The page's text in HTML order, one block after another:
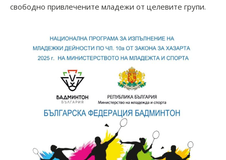
свободно привлечените младежи от целевите групи.